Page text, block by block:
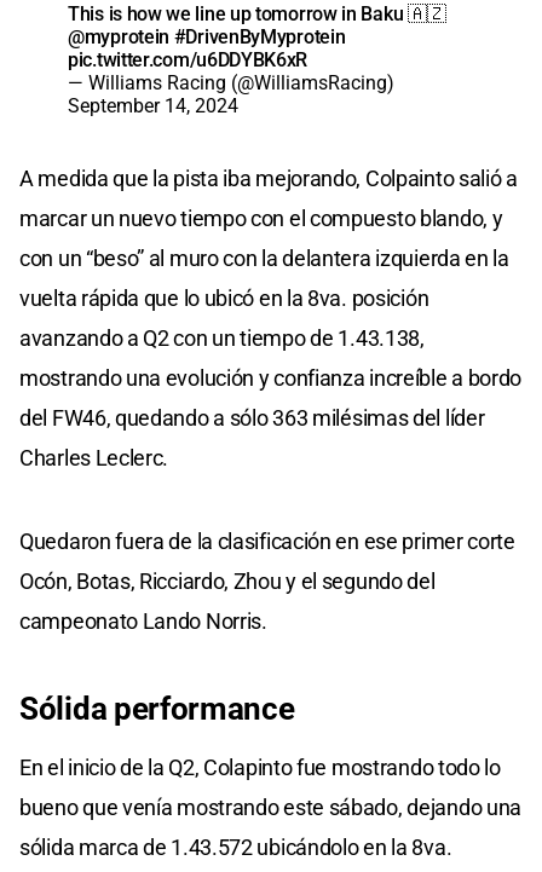
This is how we line up tomorrow in Baku 🇦🇿
@myprotein #DrivenByMyprotein
pic.twitter.com/u6DDYBK6xR
— Williams Racing (@WilliamsRacing)
September 14, 2024
A medida que la pista iba mejorando, Colpainto salió a
marcar un nuevo tiempo con el compuesto blando, y
con un “beso” al muro con la delantera izquierda en la
vuelta rápida que lo ubicó en la 8va. posición
avanzando a Q2 con un tiempo de 1.43.138,
mostrando una evolución y confianza increíble a bordo
del FW46, quedando a sólo 363 milésimas del líder
Charles Leclerc.
Quedaron fuera de la clasificación en ese primer corte
Ocón, Botas, Ricciardo, Zhou y el segundo del
campeonato Lando Norris.
Sólida performance
En el inicio de la Q2, Colapinto fue mostrando todo lo
bueno que venía mostrando este sábado, dejando una
sólida marca de 1.43.572 ubicándolo en la 8va.